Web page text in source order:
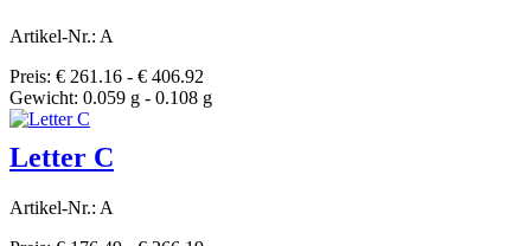
Artikel-Nr.: A
Preis: € 261.16 - € 406.92
Gewicht: 0.059 g - 0.108 g
Letter C
Artikel-Nr.: A